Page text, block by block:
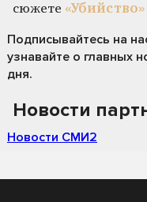
сюжете
Подписывайтесь на
узнавайте о главных
дня.
Новости
Новости СМИ2